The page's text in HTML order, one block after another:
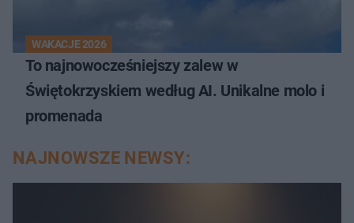
WAKACJE 2026
To najnowocześniejszy zalew w
Świętokrzyskiem według AI. Unikalne molo i
promenada
NAJNOWSZE NEWSY: